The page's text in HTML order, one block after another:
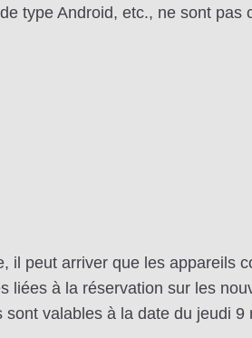
type Android, etc., ne sont pas
il peut arriver que les appareils
liées à la réservation sur les
valables à la date du jeudi 9